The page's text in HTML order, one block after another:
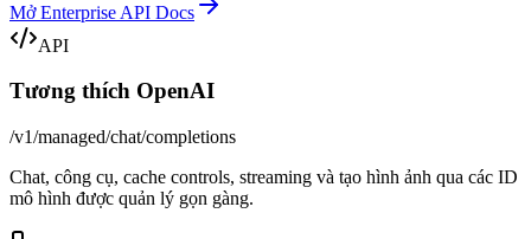
Mở Enterprise API Docs
API
Tương thích OpenAI
/v1/managed/chat/completions
Chat, công cụ, cache controls, streaming và tạo hình ảnh qua các ID
mô hình được quản lý gọn gàng.